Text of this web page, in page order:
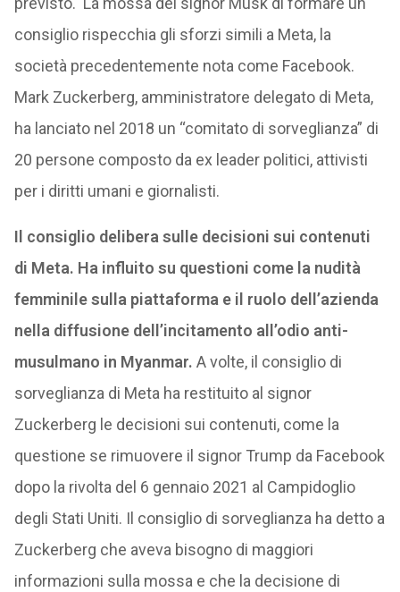
consiglio rispecchia gli sforzi simili a Meta, la
società precedentemente nota come Facebook.
Mark Zuckerberg, amministratore delegato di Meta,
ha lanciato nel 2018 un “comitato di sorveglianza” di
20 persone composto da ex leader politici, attivisti
per i diritti umani e giornalisti.
Il consiglio delibera sulle decisioni sui contenuti
di Meta. Ha influito su questioni come la nudità
femminile sulla piattaforma e il ruolo dell’azienda
nella diffusione dell’incitamento all’odio anti-
musulmano in Myanmar. A volte, il consiglio di
sorveglianza di Meta ha restituito al signor
Zuckerberg le decisioni sui contenuti, come la
questione se rimuovere il signor Trump da Facebook
dopo la rivolta del 6 gennaio 2021 al Campidoglio
degli Stati Uniti. Il consiglio di sorveglianza ha detto a
Zuckerberg che aveva bisogno di maggiori
informazioni sulla mossa e che la decisione di